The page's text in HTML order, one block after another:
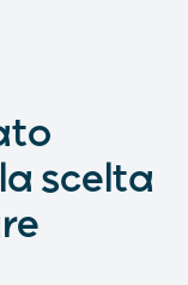
scelta